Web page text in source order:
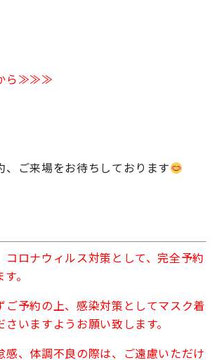
から≫≫≫
、ご来場をお待ちしております
ロナウィルス対策として、完全予約
。
ご予約の上、感染対策としてマスク着
いますようお願い致します。
感、体調不良の際は、ご遠慮いただけ